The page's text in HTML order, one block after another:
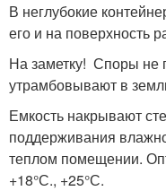
В неглубокие
его и на поверхность
На заметку! Споры не
утрамбовывают в
Емкость накрывают
поддерживания
теплом помещении.
+18°С., +25°С.